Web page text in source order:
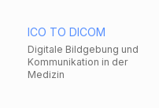
ICO TO DICOM
Digitale Bildgebung und
Kommunikation in der
Medizin